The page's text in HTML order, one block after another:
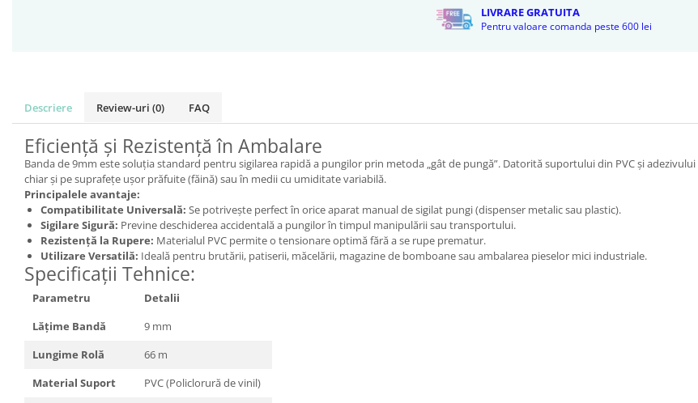
LIVRARE GRATUITA
Pentru valoare comanda peste 600 lei
Descriere Review-uri (0) FAQ
Eficiență și Rezistență în Ambalare
Banda de 9mm este soluția standard pentru sigilarea rapidă a pungilor prin metoda „gât de pungă”. Datorită suportului din PVC și
chiar și pe suprafețe ușor prăfuite (făină) sau în medii cu umiditate variabilă.
Principalele avantaje:
Compatibilitate Universală: Se potrivește perfect în orice aparat manual de sigilat pungi (dispenser metalic sau plastic).
Sigilare Sigură: Previne deschiderea accidentală a pungilor în timpul manipulării sau transportului.
Rezistență la Rupere: Materialul PVC permite o tensionare optimă fără a se rupe prematur.
Utilizare Versatilă: Ideală pentru brutării, patiserii, măcelării, magazine de bomboane sau ambalarea pieselor mici industriale.
Specificații Tehnice:
Parametru
Detalii
Lățime Bandă
9 mm
Lungime Rolă
66 m
Material Suport
PVC (Policlorură de vinil)